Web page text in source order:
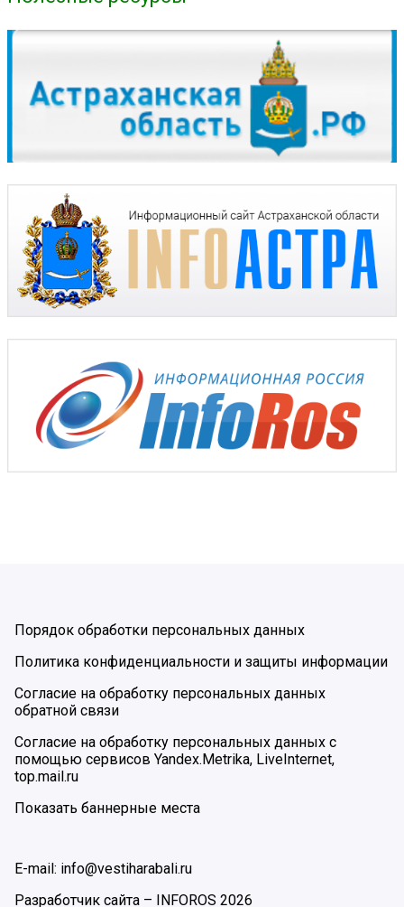
Порядок обработки персональных данных
Политика конфиденциальности и защиты информации
Согласие на обработку персональных данных
обратной связи
Согласие на обработку персональных данных с
помощью сервисов Yandex.Metrika, LiveInternet,
top.mail.ru
Показать баннерные места
E-mail: info@vestiharabali.ru
Разработчик сайта – INFOROS 2026